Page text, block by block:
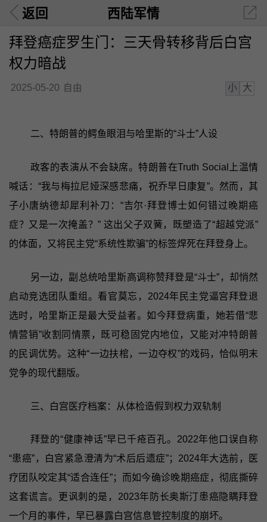
返回 西陆军情
拜登癌症罗生门：三天骨转移背后白宫
权力暗战
2025-05-20 自由 小 大
二、特朗普的鳄鱼眼泪与哈里斯的“斗士”人设
政客的表演从不会缺席。特朗普在Truth Social上温情
喊话：“我与梅拉尼娅深感悲痛，祝乔早日康复”。然而，其
子小唐纳德却犀利补刀：“吉尔·拜登博士如何错过晚期癌
症？又是一次掩盖？” 这出父子双簧，既塑造了“超越党派”
的体面，又将民主党“系统性欺骗”的标签焊死在拜登身上。
另一边，副总统哈里斯高调称赞拜登是“斗士”，却悄然
启动竞选团队重组。看官莫忘，2024年民主党逼宫拜登退
选时，哈里斯正是最大受益者。如今拜登病重，她若借“悲
情营销”收割同情票，既可稳固党内地位，又能对冲特朗普
的民调优势。这种“一边扶棺，一边夺权”的戏码，恰似明末
党争的现代翻版。
三、白宫医疗档案：从体检造假到权力双轨制
拜登的“健康神话”早已千疮百孔。2022年他口误自称
“患癌”，白宫紧急澄清为“术后后遗症”；2024年大选前，医
疗团队咬定其“适合连任”；而如今确诊晚期癌症，彻底撕碎
这套谎言。更讽刺的是，2023年防长奥斯汀患癌隐瞒拜登
一个月的事件，早已暴露白宫信息管控制度的崩坏。